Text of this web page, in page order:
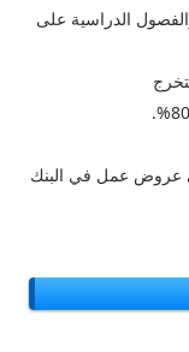
الدراسية على
عروض عمل في البنك